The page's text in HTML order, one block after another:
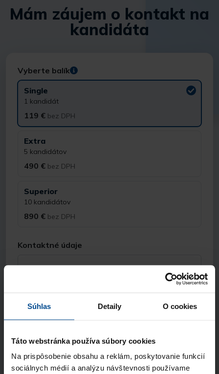
Súhlas Detaily O cookies
Táto webstránka používa súbory cookies
Na prispôsobenie obsahu a reklám, poskytovanie funkcií
sociálnych médií a analýzu návštevnosti používame
Mám záujem o kontakt na
kandidáta
Vyberte balík
Single
1 kandidát
119 € bez DPH
Extra
5 kandidátov
490 € bez DPH
Superior
10 kandidátov
890 € bez DPH
Kontaktné údaje
E-mail
Telefón